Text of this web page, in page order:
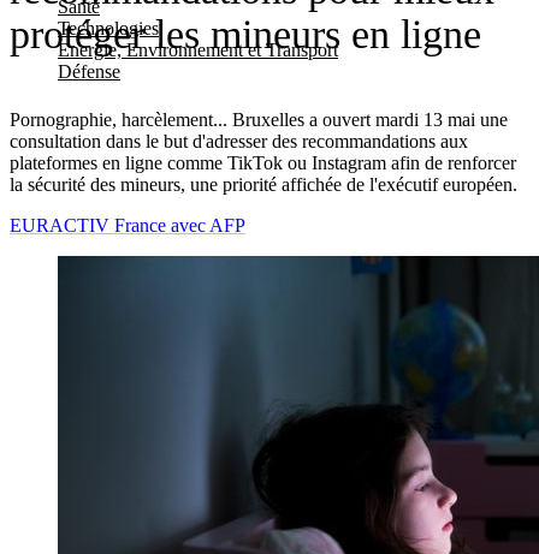
Santé
Technologies
Energie, Environnement et Transport
Défense
protéger les mineurs en ligne
Pornographie, harcèlement... Bruxelles a ouvert mardi 13 mai une
consultation dans le but d'adresser des recommandations aux
plateformes en ligne comme TikTok ou Instagram afin de renforcer
la sécurité des mineurs, une priorité affichée de l'exécutif européen.
EURACTIV France avec AFP